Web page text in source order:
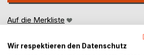
Auf die Merkliste
Wir respektieren den Datenschutz